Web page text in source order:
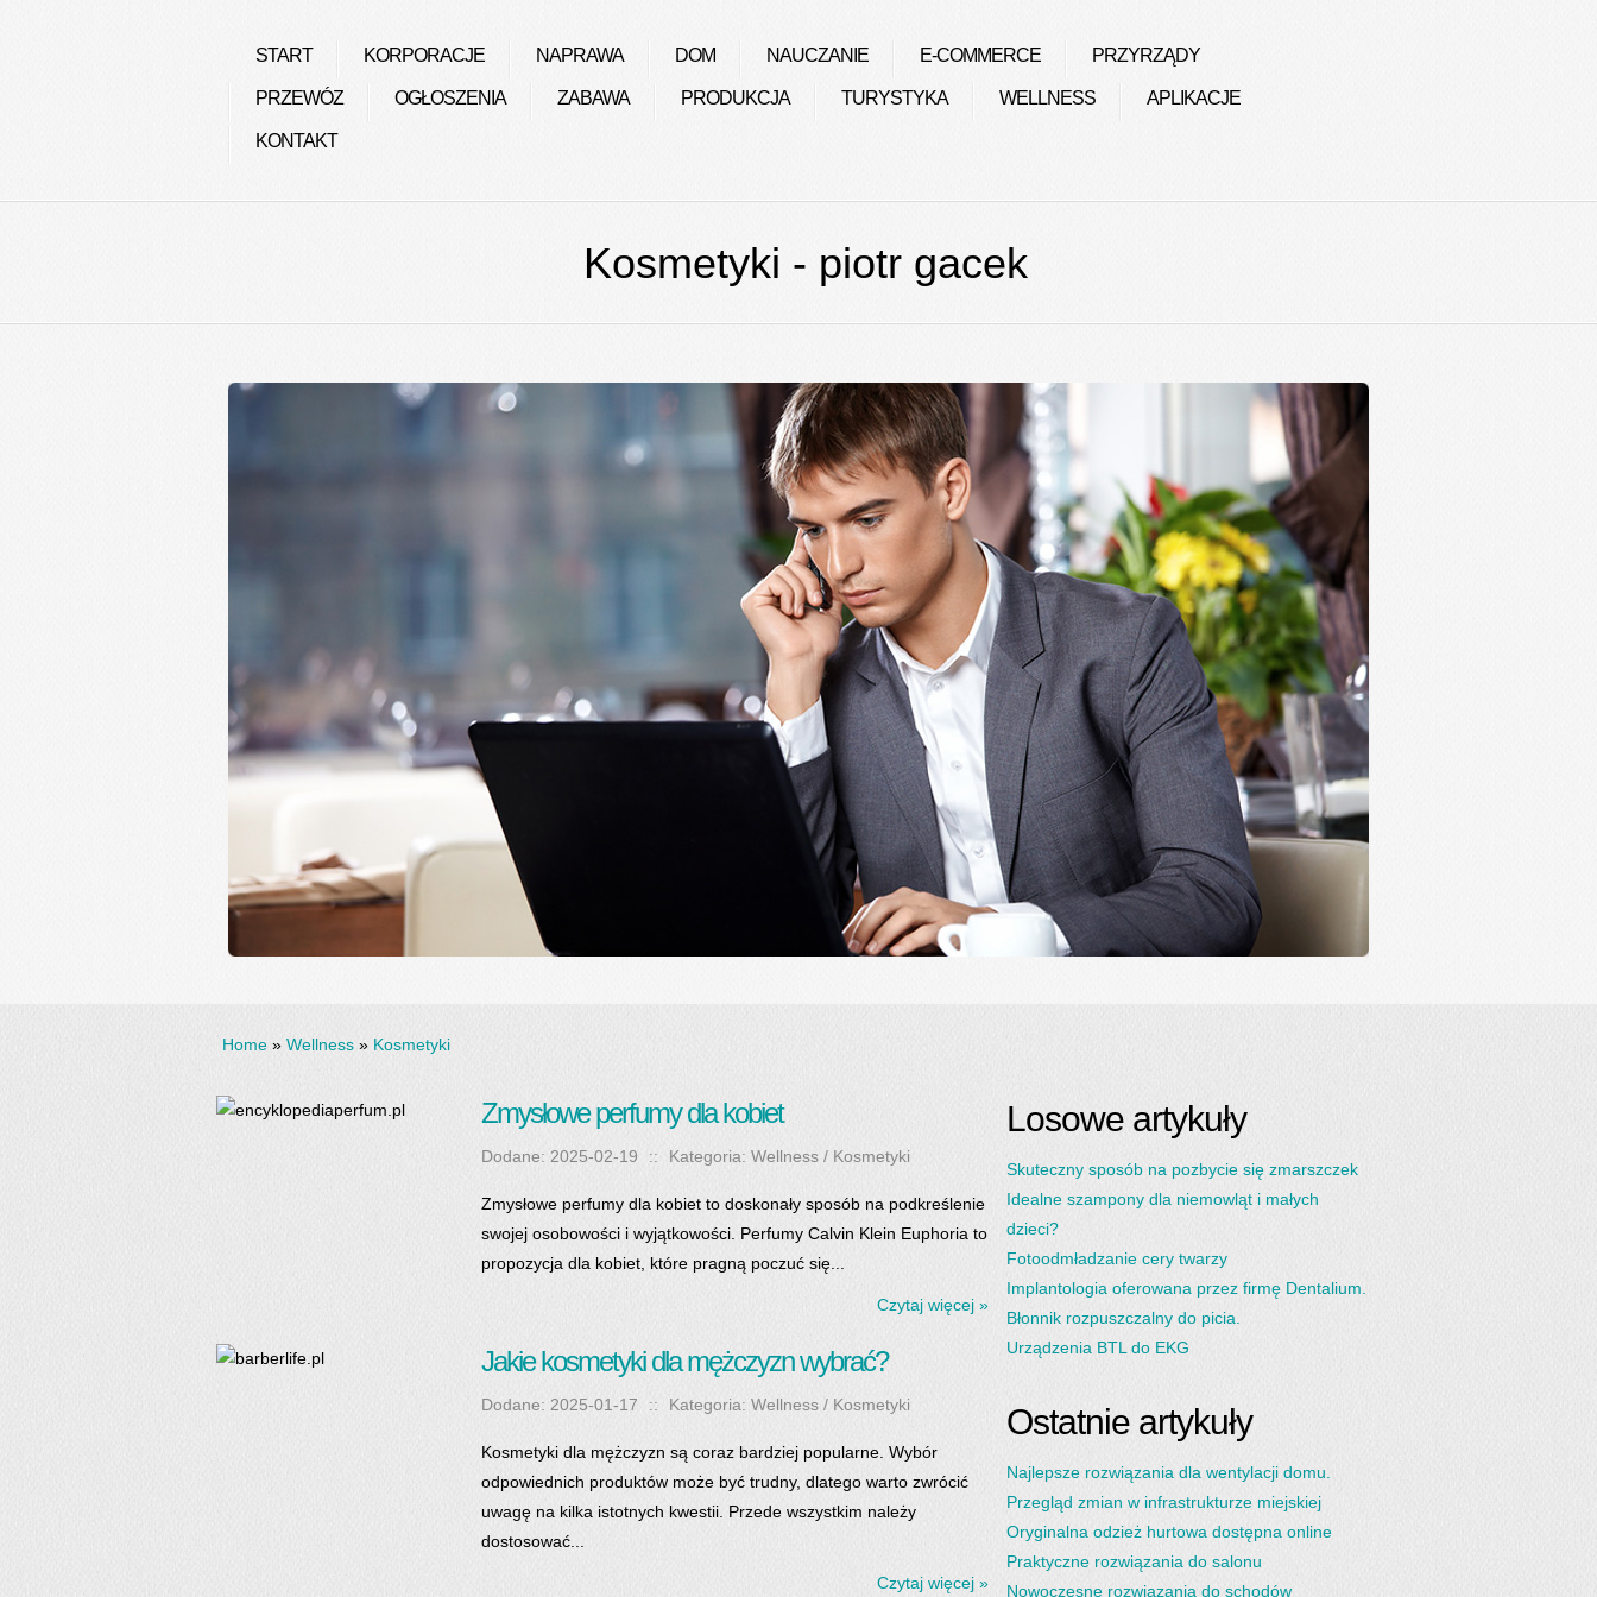
START KORPORACJE NAPRAWA DOM NAUCZANIE E-COMMERCE PRZYRZĄDY
PRZEWÓZ OGŁOSZENIA ZABAWA PRODUKCJA TURYSTYKA WELLNESS APLIKACJE
KONTAKT
Kosmetyki - piotr gacek
Home » Wellness » Kosmetyki
Zmysłowe perfumy dla kobiet
Dodane: 2025-02-19 :: Kategoria: Wellness / Kosmetyki
Zmysłowe perfumy dla kobiet to doskonały sposób na podkreślenie
swojej osobowości i wyjątkowości. Perfumy Calvin Klein Euphoria to
propozycja dla kobiet, które pragną poczuć się...
Czytaj więcej »
Jakie kosmetyki dla mężczyzn wybrać?
Dodane: 2025-01-17 :: Kategoria: Wellness / Kosmetyki
Kosmetyki dla mężczyzn są coraz bardziej popularne. Wybór
odpowiednich produktów może być trudny, dlatego warto zwrócić
uwagę na kilka istotnych kwestii. Przede wszystkim należy
dostosować...
Czytaj więcej »
Losowe artykuły
Skuteczny sposób na pozbycie się zmarszczek
Idealne szampony dla niemowląt i małych
dzieci?
Fotoodmładzanie cery twarzy
Implantologia oferowana przez firmę Dentalium.
Błonnik rozpuszczalny do picia.
Urządzenia BTL do EKG
Ostatnie artykuły
Najlepsze rozwiązania dla wentylacji domu.
Przegląd zmian w infrastrukturze miejskiej
Oryginalna odzież hurtowa dostępna online
Praktyczne rozwiązania do salonu
Nowoczesne rozwiązania do schodów